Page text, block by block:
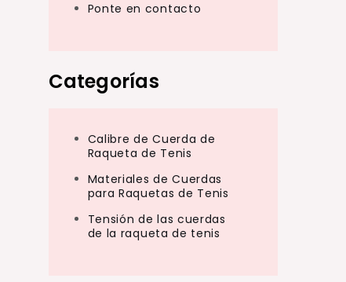
Ponte en contacto
Categorías
Calibre de Cuerda de
Raqueta de Tenis
Materiales de Cuerdas
para Raquetas de Tenis
Tensión de las cuerdas
de la raqueta de tenis